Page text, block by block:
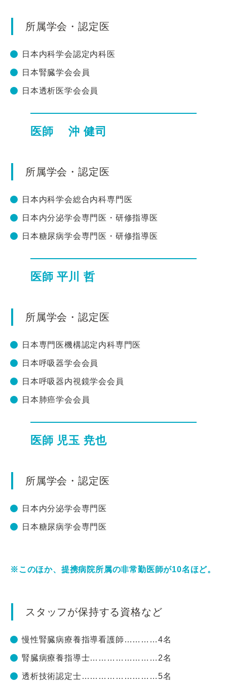
所属学会・認定医
日本内科学会認定内科医
日本腎臓学会会員
日本透析医学会会員
医師 沖 健司
所属学会・認定医
日本内科学会総合内科専門医
日本内分泌学会専門医・研修指導医
日本糖尿病学会専門医・研修指導医
医師 平川 哲
所属学会・認定医
日本専門医機構認定内科専門医
日本呼吸器学会会員
日本呼吸器内視鏡学会会員
日本肺癌学会会員
医師 児玉 尭也
所属学会・認定医
日本内分泌学会専門医
日本糖尿病学会専門医
※このほか、提携病院所属の非常勤医師が10名ほど。
スタッフが保持する資格など
慢性腎臓病療養指導看護師…………4名
腎臓病療養指導士……………………2名
透析技術認定士………………………5名